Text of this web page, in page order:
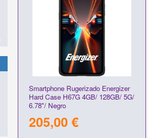
Smartphone Rugerizado Energizer
Hard Case H67G 4GB/ 128GB/ 5G/
6.78"/ Negro
205,00 €